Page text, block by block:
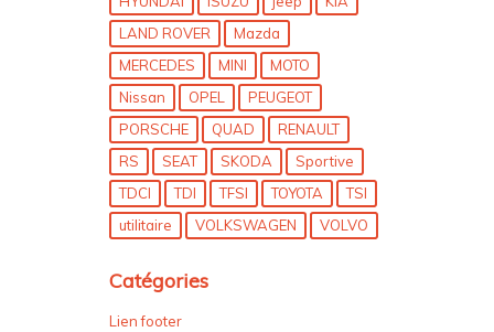
LAND ROVER
Mazda
MERCEDES
MINI
MOTO
Nissan
OPEL
PEUGEOT
PORSCHE
QUAD
RENAULT
RS
SEAT SKODA
Sportive
TDCI
TDI TFSI TOYOTA
TSI
utilitaire
VOLKSWAGEN VOLVO
Catégories
Lien footer